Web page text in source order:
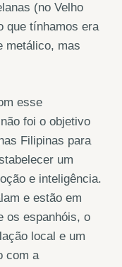
(no Velho
que tínhamos era
metálico, mas
esse
foi o objetivo
Filipinas para
um
e inteligência.
e estão em
os espanhóis, o
local e um
com a